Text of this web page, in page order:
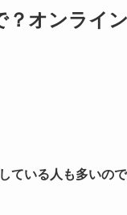
？オンライ
ている人も多いので